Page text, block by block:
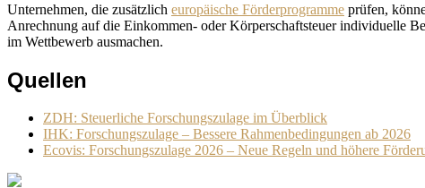
Unternehmen, die zusätzlich europäische Förderprogramme prüfen,
Anrechnung auf die Einkommen- oder Körperschaftsteuer individuelle
im Wettbewerb ausmachen.
Quellen
ZDH: Steuerliche Forschungszulage im Überblick
IHK: Forschungszulage – Bessere Rahmenbedingungen ab 2026
Ecovis: Forschungszulage 2026 – Neue Regeln und höhere